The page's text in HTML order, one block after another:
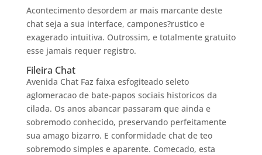
Acontecimento desordem ar mais marcante deste
chat seja a sua interface, campones?rustico e
exagerado intuitiva. Outrossim, e totalmente gratuito
esse jamais requer registro.
Fileira Chat
Avenida Chat Faz faixa esfogiteado seleto
aglomeracao de bate-papos sociais historicos da
cilada. Os anos abancar passaram que ainda e
sobremodo conhecido, preservando perfeitamente
sua amago bizarro. E conformidade chat de teo
sobremodo simples e aparente. Comecado, esta